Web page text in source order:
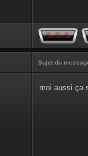
Sujet du
moi aussi ça